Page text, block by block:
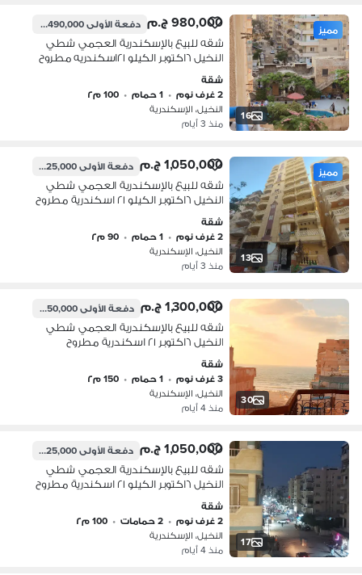
16
مميز 980,000 ج.م دفعة الأولى490,000 ج.م
شقه للبيع بالإسكندرية العجمي شطي
النخيل ٦اكتوبر الكيلو ٢١اسكندريه مطروح
شقة
2 غرف نوم
• 1 حمام • 100 م٢
النخيل، الإسكندرية
منذ 3 أيام
13
مميز 1,050,000 ج.م دفعة الأولى525,000 ج.م
شقه للبيع بالإسكندرية العجمي شطي
النخيل ٦اكتوبر الكيلو ٢١ اسكندرية مطروح
شقة
2 غرف نوم
• 1 حمام • 90 م٢
النخيل، الإسكندرية
منذ 3 أيام
30
1,300,000 ج.م دفعة الأولى650,000 ج.م
شقه للبيع بالإسكندرية العجمي شطي
النخيل ٦اكتوبر ٢١ اسكندرية مطروح
شقة
3 غرف نوم
• 1 حمام • 150 م٢
النخيل، الإسكندرية
منذ 4 أيام
17
1,050,000 ج.م دفعة الأولى525,000 ج.م
شقه للبيع بالإسكندرية العجمي شطي
النخيل ٦اكتوبر الكيلو ٢١ اسكندرية مطروح
شقة
2 غرف نوم
• 2 حمامات • 100 م٢
النخيل، الإسكندرية
منذ 4 أيام